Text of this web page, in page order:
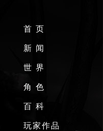
首 页
新 闻
世 界
角 色
百 科
玩家作品